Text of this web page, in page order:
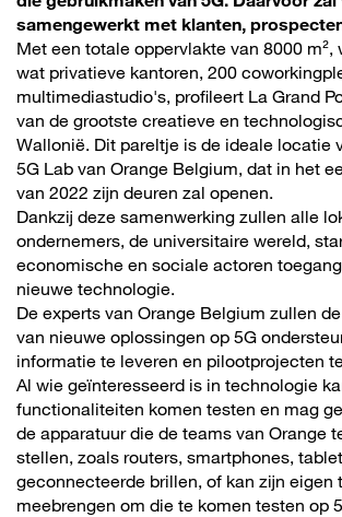
samengewerkt met klanten,
Met een totale oppervlakte van 8000 m²,
wat privatieve kantoren, 200
multimediastudio's, profileert La Grand
van de grootste creatieve en
Wallonië. Dit pareltje is de ideale locatie
5G Lab van Orange Belgium, dat in het
van 2022 zijn deuren zal openen.
Dankzij deze samenwerking zullen alle
ondernemers, de universitaire wereld,
economische en sociale actoren
nieuwe technologie.
De experts van Orange Belgium zullen
van nieuwe oplossingen op 5G
informatie te leveren en pilootprojecten
Al wie geïnteresseerd is in technologie
functionaliteiten komen testen en mag
de apparatuur die de teams van Orange
stellen, zoals routers, smartphones,
geconnecteerde brillen, of kan zijn eigen
meebrengen om die te komen testen op